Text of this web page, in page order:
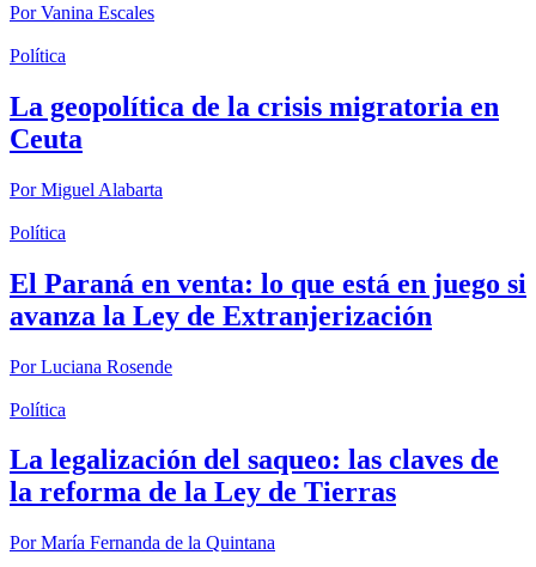
PorVanina Escales
Política
La geopolítica de la crisis migratoria en
Ceuta
PorMiguel Alabarta
Política
El Paraná en venta: lo que está en juego si
avanza la Ley de Extranjerización
PorLuciana Rosende
Política
La legalización del saqueo: las claves de
la reforma de la Ley de Tierras
PorMaría Fernanda de la Quintana